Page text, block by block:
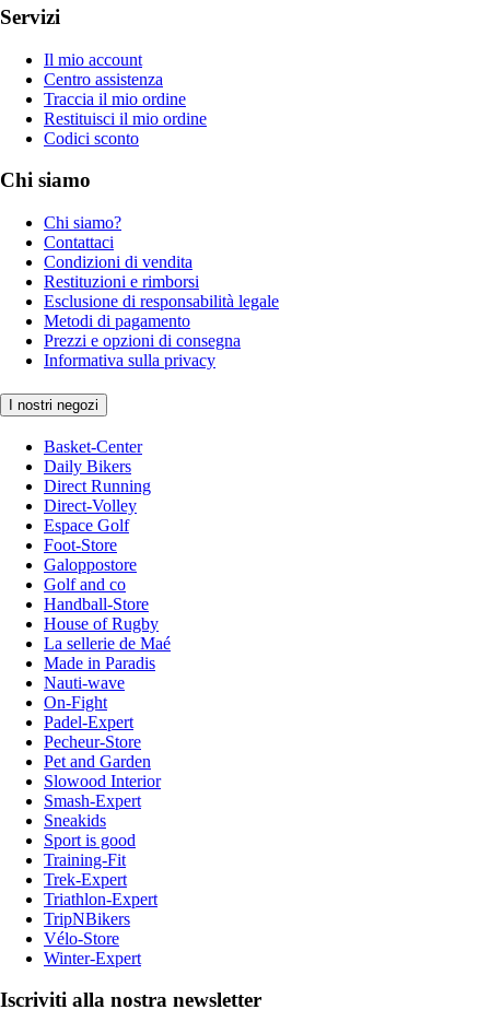
Servizi
Il mio account
Centro assistenza
Traccia il mio ordine
Restituisci il mio ordine
Codici sconto
Chi siamo
Chi siamo?
Contattaci
Condizioni di vendita
Restituzioni e rimborsi
Esclusione di responsabilità legale
Metodi di pagamento
Prezzi e opzioni di consegna
Informativa sulla privacy
I nostri negozi
Basket-Center
Daily Bikers
Direct Running
Direct-Volley
Espace Golf
Foot-Store
Galoppostore
Golf and co
Handball-Store
House of Rugby
La sellerie de Maé
Made in Paradis
Nauti-wave
On-Fight
Padel-Expert
Pecheur-Store
Pet and Garden
Slowood Interior
Smash-Expert
Sneakids
Sport is good
Training-Fit
Trek-Expert
Triathlon-Expert
TripNBikers
Vélo-Store
Winter-Expert
Iscriviti alla nostra newsletter